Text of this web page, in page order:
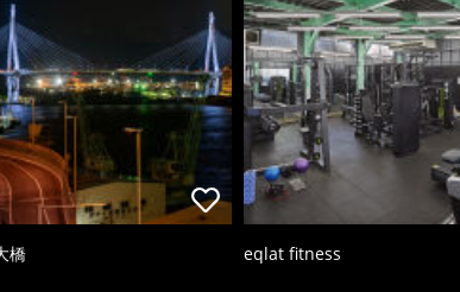
橋 eqlat fitness